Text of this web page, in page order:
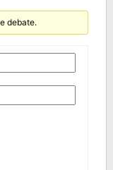
debate.